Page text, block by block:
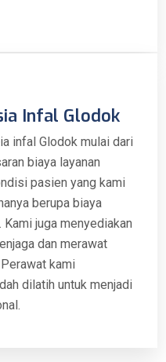
Infal Glodok
infal Glodok mulai dari
biaya layanan
pasien yang kami
berupa biaya
juga menyediakan
dan merawat
kami
dilatih untuk menjadi